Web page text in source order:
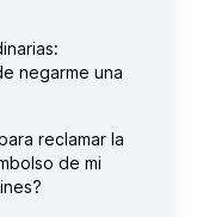
negarme una
reclamar la
de mi